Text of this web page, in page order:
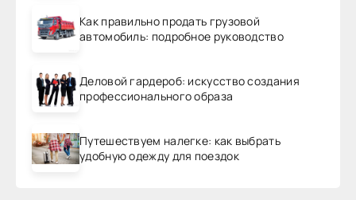
Как правильно продать грузовой
автомобиль: подробное руководство
Деловой гардероб: искусство создания
профессионального образа
Путешествуем налегке: как выбрать
удобную одежду для поездок